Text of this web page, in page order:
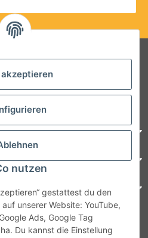
nutzen
gestattest du den
unserer Website: YouTube,
Ads, Google Tag
Du kannst die Einstellung
Social Media